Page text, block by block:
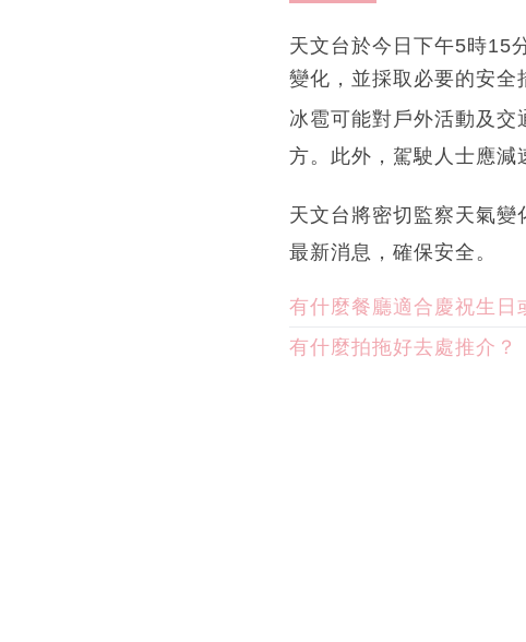
天文台於今日下午5時15
變化，並採取必要的安全
冰雹可能對戶外活動及
方。此外，駕駛人士應減
天文台將密切監察天氣
最新消息，確保安全。
有什麼餐廳適合慶祝生日
有什麼拍拖好去處推介？